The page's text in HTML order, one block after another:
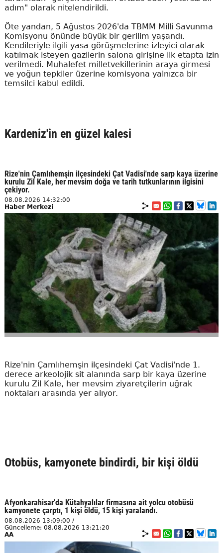
adım" olarak nitelendirildi.
Öte yandan, 5 Ağustos 2026'da TBMM Milli Savunma
Komisyonu önünde büyük bir gerilim yaşandı.
Kendileriyle ilgili yasa görüşmelerine izleyici olarak
katılmak isteyen gazilerin salona girişine ilk etapta izin
verilmedi. Muhalefet milletvekillerinin araya girmesi
ve yoğun tepkiler üzerine komisyona yalnızca bir
temsilci kabul edildi.
Kardeniz'in en güzel kalesi
Rize'nin Çamlıhemşin ilçesindeki Çat Vadisi'nde sarp kaya üzerine
kurulu Zil Kale, her mevsim doğa ve tarih tutkunlarının ilgisini
çekiyor.
08.08.2026 14:32:00
Haber Merkezi
Rize'nin Çamlıhemşin ilçesindeki Çat Vadisi'nde 1.
derece arkeolojik sit alanında sarp bir kaya üzerine
kurulu Zil Kale, her mevsim ziyaretçilerin uğrak
noktaları arasında yer alıyor.
Otobüs, kamyonete bindirdi, bir kişi öldü
Afyonkarahisar'da Kütahyalılar firmasına ait yolcu otobüsü
kamyonete çarptı, 1 kişi öldü, 15 kişi yaralandı.
08.08.2026 13:09:00 /
Güncelleme: 08.08.2026 13:21:20
AA